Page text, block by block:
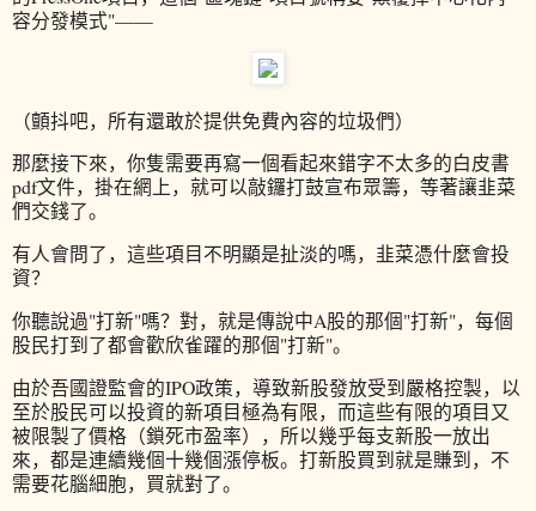
容分發模式"——
（顫抖吧，所有還敢於提供免費內容的垃圾們）
那麼接下來，你隻需要再寫一個看起來錯字不太多的白皮書
pdf文件，掛在網上，就可以敲鑼打鼓宣布眾籌，等著讓韭菜
們交錢了。
有人會問了，這些項目不明顯是扯淡的嗎，韭菜憑什麼會投
資？
你聽說過"打新"嗎？對，就是傳說中A股的那個"打新"，每個
股民打到了都會歡欣雀躍的那個"打新"。
由於吾國證監會的IPO政策，導致新股發放受到嚴格控製，以
至於股民可以投資的新項目極為有限，而這些有限的項目又
被限製了價格（鎖死市盈率），所以幾乎每支新股一放出
來，都是連續幾個十幾個漲停板。打新股買到就是賺到，不
需要花腦細胞，買就對了。